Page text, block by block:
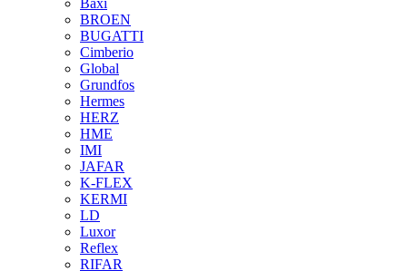
BROEN
BUGATTI
Cimberio
Global
Grundfos
Hermes
HERZ
HME
IMI
JAFAR
K-FLEX
KERMI
LD
Luxor
Reflex
RIFAR